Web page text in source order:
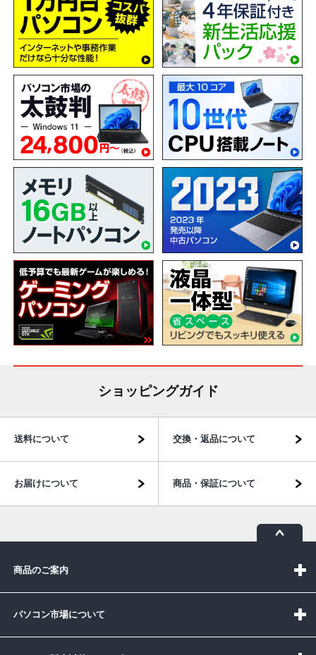
ショッピングガイド
送料について 交換・返品について
お届けについて 商品・保証について
商品のご案内
パソコン市場について